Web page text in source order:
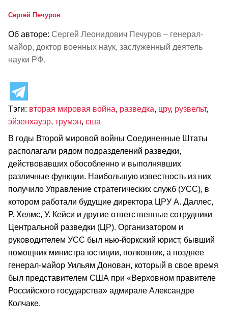
Сергей Печуров
Об авторе: Сергей Леонидович Печуров – генерал-
майор, доктор военных наук, заслуженный деятель
науки РФ.
Тэги: вторая мировая война, разведка, цру, рузвельт,
эйзенхауэр, трумэн, сша
В годы Второй мировой войны Соединенные Штаты
располагали рядом подразделений разведки,
действовавших обособленно и выполнявших
различные функции. Наибольшую известность из них
получило Управление стратегических служб (УСС), в
котором работали будущие директора ЦРУ А. Даллес,
Р. Хелмс, У. Кейси и другие ответственные сотрудники
Центральной разведки (ЦР). Организатором и
руководителем УСС был нью-йоркский юрист, бывший
помощник министра юстиции, полковник, а позднее
генерал-майор Уильям Донован, который в свое время
был представителем США при «Верховном правителе
Российского государства» адмирале Александре
Колчаке.